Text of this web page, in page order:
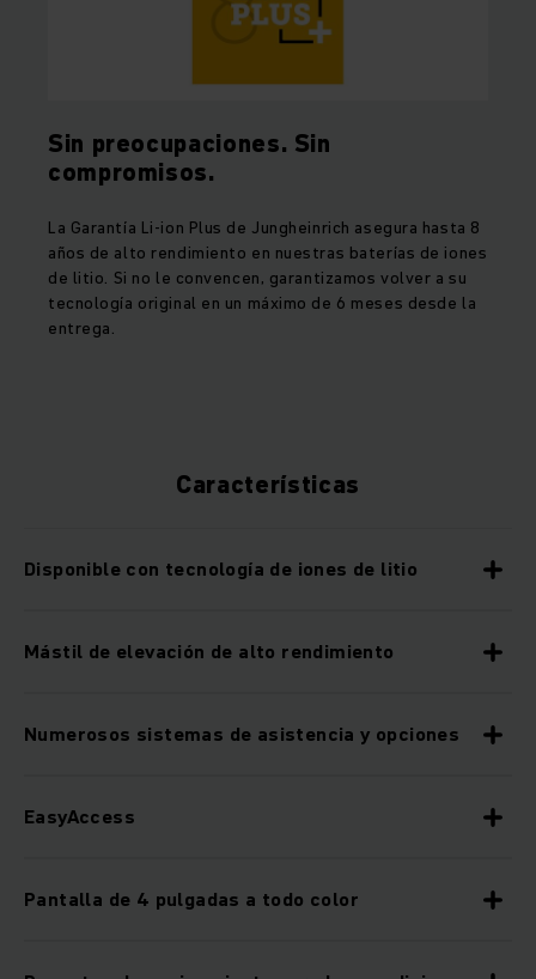
Sin preocupaciones. Sin
compromisos.
La Garantía Li-ion Plus de Jungheinrich asegura hasta 8
años de alto rendimiento en nuestras baterías de iones
de litio. Si no le convencen, garantizamos volver a su
tecnología original en un máximo de 6 meses desde la
entrega.
Características
Disponible con tecnología de iones de litio
Mástil de elevación de alto rendimiento
Numerosos sistemas de asistencia y opciones
EasyAccess
Pantalla de 4 pulgadas a todo color